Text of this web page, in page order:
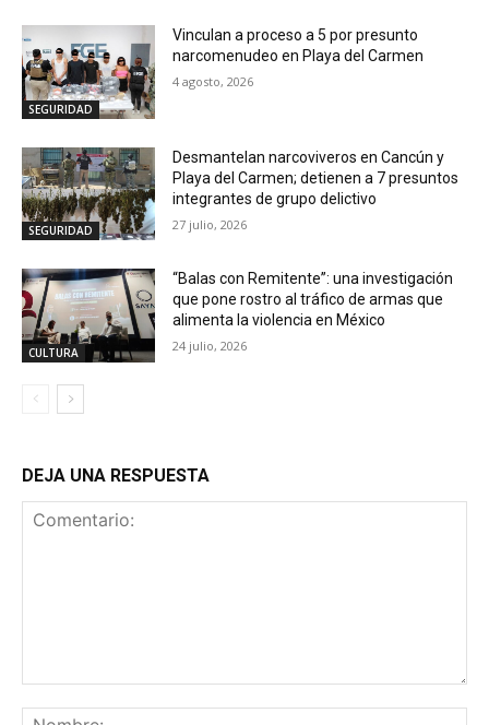
SEGURIDAD
Vinculan a proceso a 5 por presunto
narcomenudeo en Playa del Carmen
4 agosto, 2026
SEGURIDAD
Desmantelan narcoviveros en Cancún y
Playa del Carmen; detienen a 7 presuntos
integrantes de grupo delictivo
27 julio, 2026
CULTURA
“Balas con Remitente”: una investigación
que pone rostro al tráfico de armas que
alimenta la violencia en México
24 julio, 2026
DEJA UNA RESPUESTA